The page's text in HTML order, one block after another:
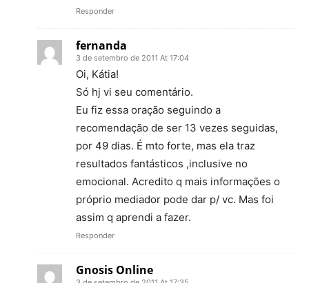
Responder
fernanda
3 de setembro de 2011 At 17:04
Oi, Kátia!
Só hj vi seu comentário.
Eu fiz essa oração seguindo a
recomendação de ser 13 vezes seguidas,
por 49 dias. É mto forte, mas ela traz
resultados fantásticos ,inclusive no
emocional. Acredito q mais informações o
próprio mediador pode dar p/ vc. Mas foi
assim q aprendi a fazer.
Responder
Gnosis Online